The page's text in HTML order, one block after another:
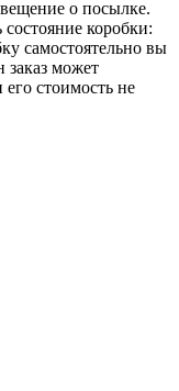
о посылке.
коробки:
самостоятельно вы
заказ может
стоимость не